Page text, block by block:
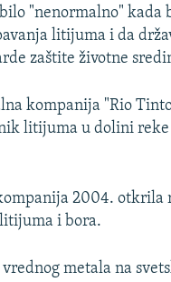
"nenormalno" kada
litijuma i da
zaštite životne
kompanija "Rio
litijuma u dolini reke
2004. otkrila
i bora.
vrednog metala na